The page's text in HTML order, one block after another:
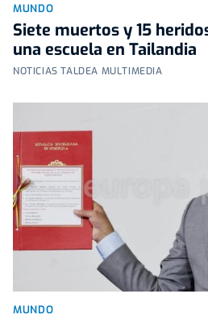
MUNDO
Siete muertos y 15
una escuela en Tailandia
NOTICIAS TALDEA MULTIMEDIA
MUNDO